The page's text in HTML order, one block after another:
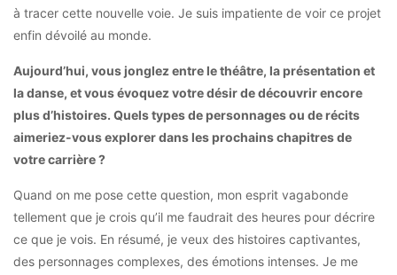
à tracer cette nouvelle voie. Je suis impatiente de voir ce projet
enfin dévoilé au monde.
Aujourd’hui, vous jonglez entre le théâtre, la présentation et
la danse, et vous évoquez votre désir de découvrir encore
plus d’histoires. Quels types de personnages ou de récits
aimeriez-vous explorer dans les prochains chapitres de
votre carrière ?
Quand on me pose cette question, mon esprit vagabonde
tellement que je crois qu’il me faudrait des heures pour décrire
ce que je vois. En résumé, je veux des histoires captivantes,
des personnages complexes, des émotions intenses. Je me